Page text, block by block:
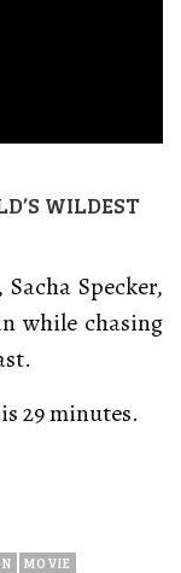
WILDEST
Specker,
while chasing
29 minutes.
MOVIE